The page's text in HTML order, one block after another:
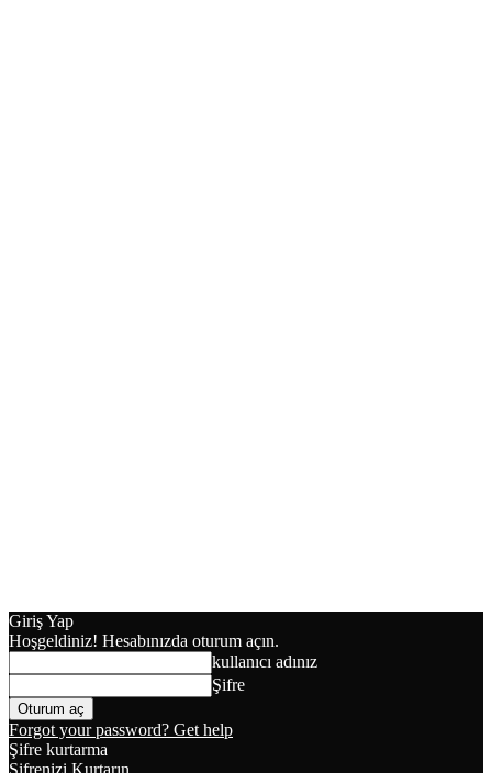
Giriş Yap
Hoşgeldiniz! Hesabınızda oturum açın.
kullanıcı adınız
Şifre
Forgot your password? Get help
Şifre kurtarma
Şifrenizi Kurtarın